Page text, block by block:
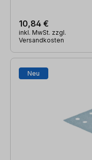
10,84 €
inkl. MwSt. zzgl.
Versandkosten
Neu